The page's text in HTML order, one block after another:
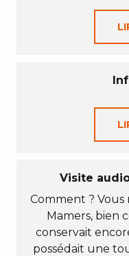
Visite
Comment ? Vous
Mamers, bien
conservait
possédait une